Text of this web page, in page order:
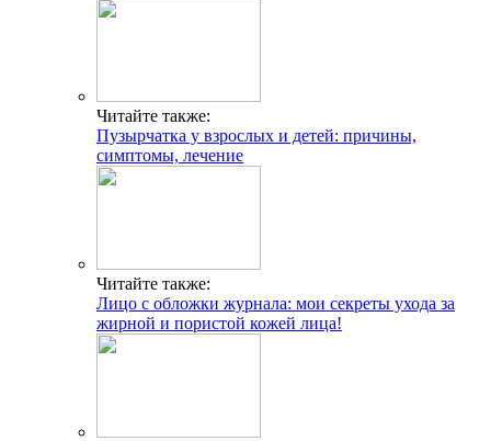
Читайте также:
Пузырчатка у взрослых и детей: причины,
симптомы, лечение
Читайте также:
Лицо с обложки журнала: мои секреты ухода за
жирной и пористой кожей лица!